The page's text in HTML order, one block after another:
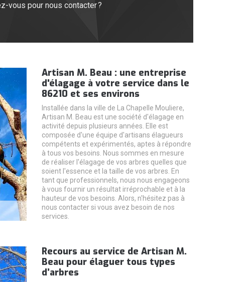
vous pour nous contacter ?
Artisan M. Beau : une entreprise
d'élagage à votre service dans le
86210 et ses environs
Installée dans la ville de La Chapelle Mouliere,
Artisan M. Beau est une société d'élagage en
activité depuis plusieurs années. Elle est
composée d'une équipe d'artisans élagueurs
compétents et expérimentés, aptes à répondre
à tous vos besoins. Nous sommes en mesure
de réaliser l'élagage de vos arbres quelles que
soient l'essence et la taille de vos arbres. En
tant que professionnels, nous nous engageons
à vous fournir un résultat irréprochable et à la
hauteur de vos besoins. Alors, n'hésitez pas à
nous contacter si vous avez besoin de nos
services.
Recours au service de Artisan M.
Beau pour élaguer tous types
d’arbres